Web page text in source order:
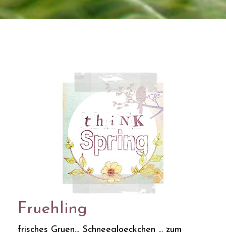
Fruehling
frisches Gruen... Schneegloeckchen ... zum